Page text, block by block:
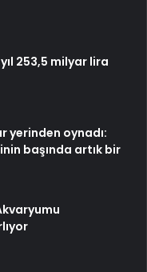
253,5 milyar lira
yerinden oynadı:
başında artık bir